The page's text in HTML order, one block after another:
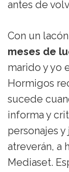
antes de
Con un
meses de
marido y yo
Hormigos
sucede
informa y
personajes y
atreverán, a
Mediaset.